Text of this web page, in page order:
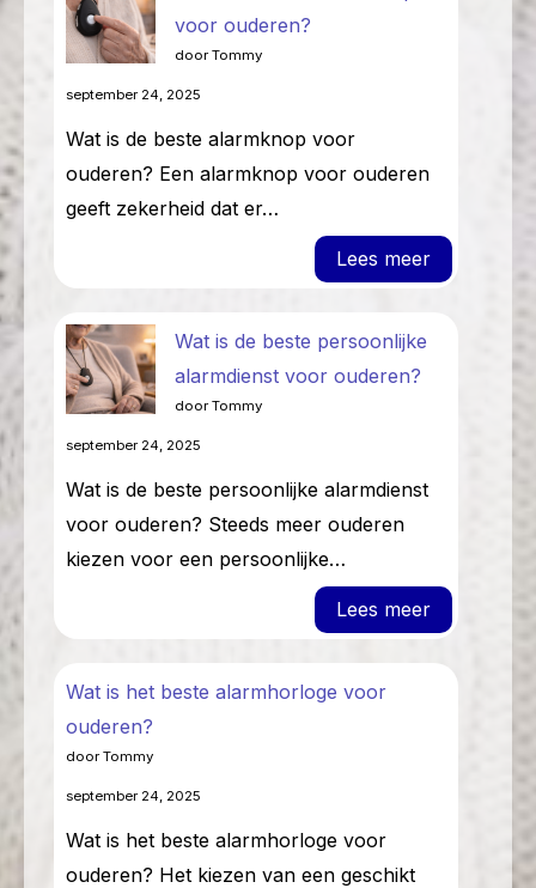
voor ouderen?
door Tommy
september 24, 2025
Wat is de beste alarmknop voor
ouderen? Een alarmknop voor ouderen
geeft zekerheid dat er…
Lees meer: Wat is de
Wat is de beste persoonlijke
alarmdienst voor ouderen?
door Tommy
september 24, 2025
Wat is de beste persoonlijke alarmdienst
voor ouderen? Steeds meer ouderen
kiezen voor een persoonlijke…
Lees meer: Wat is de
Wat is het beste alarmhorloge voor
ouderen?
door Tommy
september 24, 2025
Wat is het beste alarmhorloge voor
ouderen? Het kiezen van een geschikt